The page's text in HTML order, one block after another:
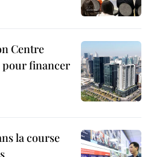
Centre
financer
la course